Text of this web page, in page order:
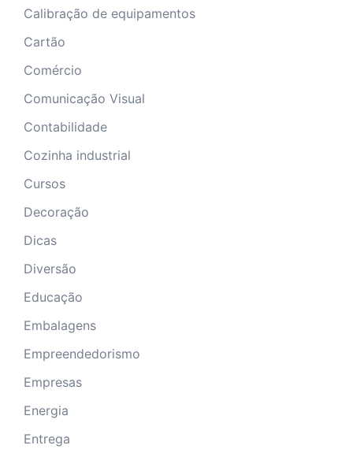
Calibração de equipamentos
Cartão
Comércio
Comunicação Visual
Contabilidade
Cozinha industrial
Cursos
Decoração
Dicas
Diversão
Educação
Embalagens
Empreendedorismo
Empresas
Energia
Entrega